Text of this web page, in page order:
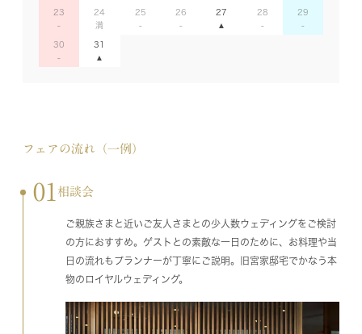
23 24 25 26 27 28 29
30 31
フェアの流れ（一例）
01 相談会
ご親族さまと近いご友人さまとの少人数ウェディングをご検討
の方におすすめ。ゲストとの素敵な一日のために、お料理や当
日の流れもプランナーが丁寧にご説明。旧宮家邸宅でかなう本
物のロイヤルウェディング。